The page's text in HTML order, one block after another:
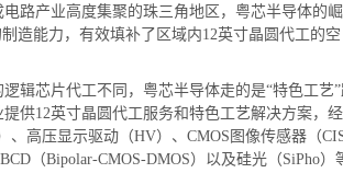
路产业高度集聚的珠三角地区，粤芯半导体的
造能力，有效填补了区域内12英寸晶圆代工的
辑芯片代工不同，粤芯半导体走的是“特色工艺
供12英寸晶圆代工服务和特色工艺解决方案，
、高压显示驱动（HV）、CMOS图像传感器（
（Bipolar-CMOS-DMOS）以及硅光（SiPho